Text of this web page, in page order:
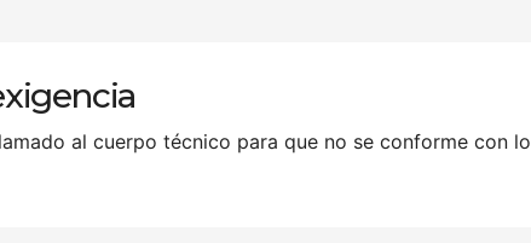
al cuerpo técnico para que no se conforme con lo